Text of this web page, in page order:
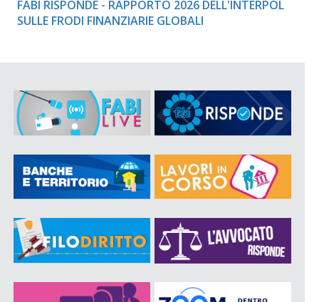
FABI RISPONDE - RAPPORTO 2026 DELL'INTERPOL
SULLE FRODI FINANZIARIE GLOBALI